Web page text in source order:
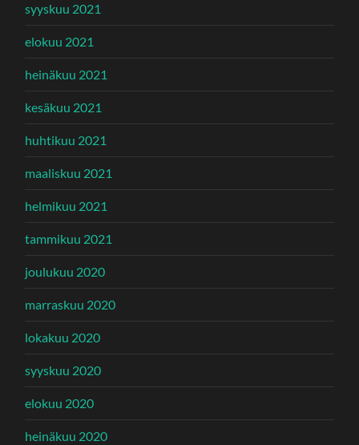
syyskuu 2021
elokuu 2021
heinäkuu 2021
kesäkuu 2021
huhtikuu 2021
maaliskuu 2021
helmikuu 2021
tammikuu 2021
joulukuu 2020
marraskuu 2020
lokakuu 2020
syyskuu 2020
elokuu 2020
heinäkuu 2020